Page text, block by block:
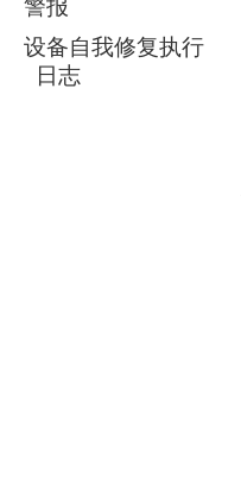
设备自我修复执行
日志